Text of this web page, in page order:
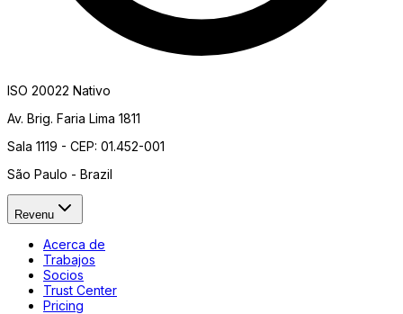
ISO 20022 Nativo
Av. Brig. Faria Lima 1811
Sala 1119 - CEP: 01.452-001
São Paulo - Brazil
Revenu
Acerca de
Trabajos
Socios
Trust Center
Pricing